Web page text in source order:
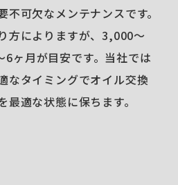
可欠なメンテナンスです。
方によりますが、3,000〜
ヶ月が目安です。当社では
なタイミングでオイル交換
適な状態に保ちます。